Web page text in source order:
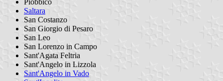
Piobbico
Saltara
San Costanzo
San Giorgio di Pesaro
San Leo
San Lorenzo in Campo
Sant'Agata Feltria
Sant'Angelo in Lizzola
Sant'Angelo in Vado